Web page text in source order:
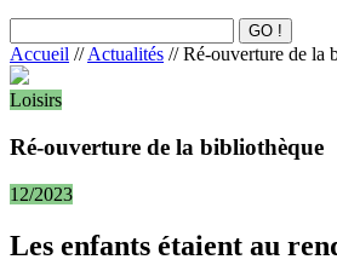
Accueil //Actualités // Ré-ouverture de la
Loisirs
Ré-ouverture de la bibliothèque
12/2023
Les enfants étaient au